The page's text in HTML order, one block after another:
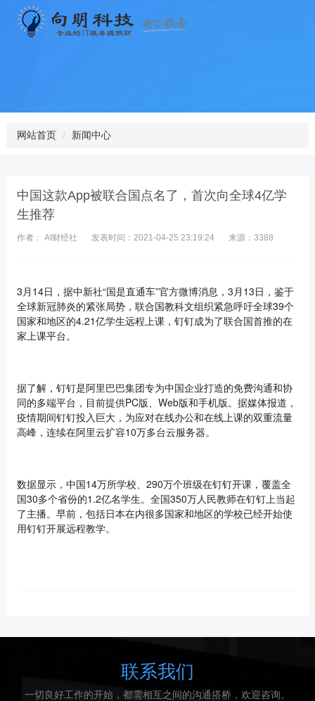
网站首页 新闻中心
中国这款App被联合国点名了，首次向全球4亿学
生推荐
作者： AI财经社 发表时间：2021-04-25 23:19:24 来源：3388
3月14日，据中新社“国是直通车”官方微博消息，3月13日，鉴于
全球新冠肺炎的紧张局势，联合国教科文组织紧急呼吁全球39个
国家和地区的4.21亿学生远程上课，钉钉成为了联合国首推的在
家上课平台。
据了解，钉钉是阿里巴巴集团专为中国企业打造的免费沟通和协
同的多端平台，目前提供PC版、Web版和手机版。据媒体报道，
疫情期间钉钉投入巨大，为应对在线办公和在线上课的双重流量
高峰，连续在阿里云扩容10万多台云服务器。
数据显示，中国14万所学校、290万个班级在钉钉开课，覆盖全
国30多个省份的1.2亿名学生。全国350万人民教师在钉钉上当起
了主播。早前，包括日本在内很多国家和地区的学校已经开始使
用钉钉开展远程教学。
联系我们
一切良好工作的开始，都需相互之间的沟通搭桥，欢迎咨询。